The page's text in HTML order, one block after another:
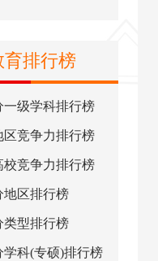
育排行榜
一级学科排行榜
区竞争力排行榜
校竞争力排行榜
地区排行榜
类型排行榜
学科(专硕)排行榜